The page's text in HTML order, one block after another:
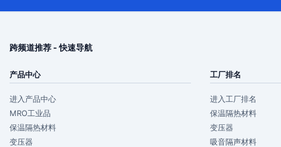
跨频道推荐 - 快速导航
产品中心
进入产品中心
MRO工业品
保温隔热材料
变压器
工厂排名
进入工厂排名
保温隔热材料
变压器
吸音隔声材料